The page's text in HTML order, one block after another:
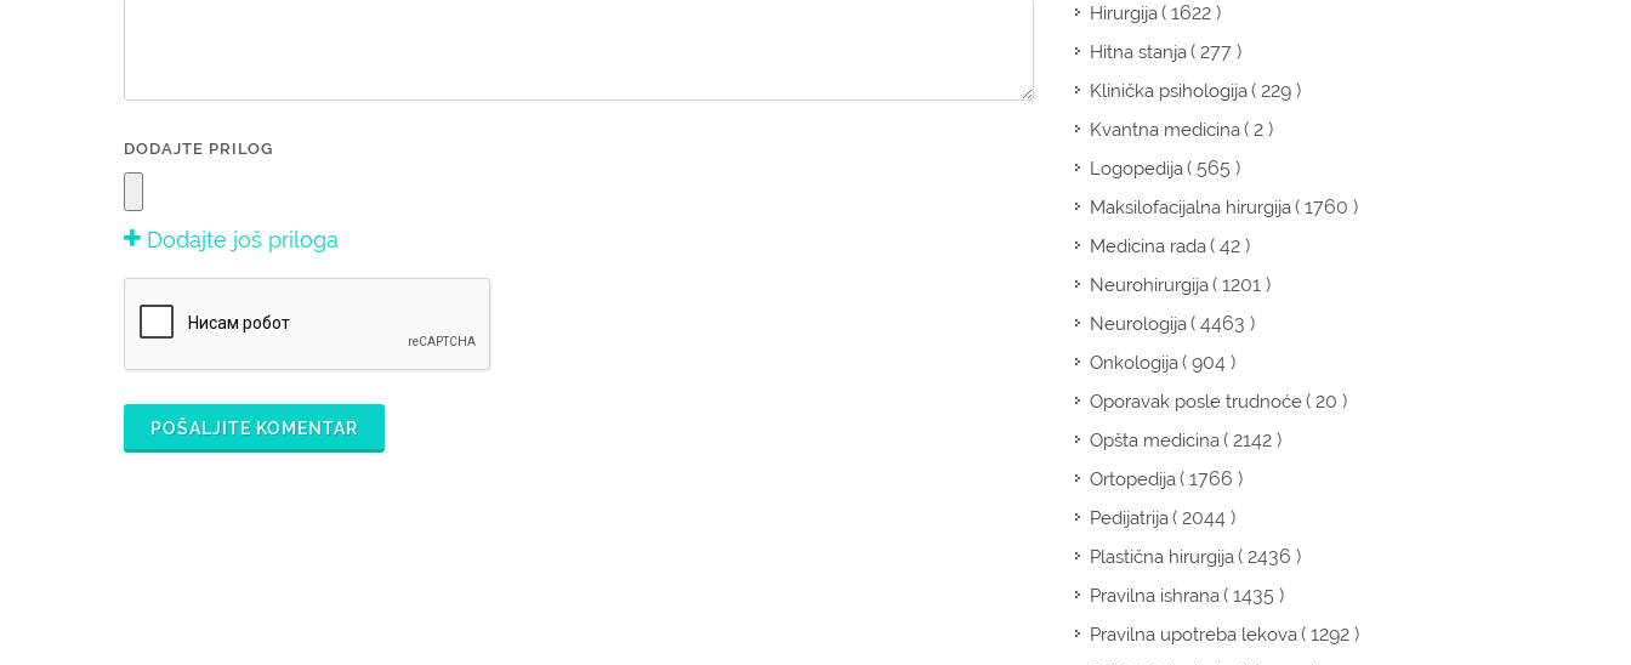
DODAJTE PRILOG
Dodajte još priloga
POŠALJITE KOMENTAR
Hirurgija( 1622 )
Hitna stanja( 277 )
Klinička psihologija( 229 )
Kvantna medicina( 2 )
Logopedija( 565 )
Maksilofacijalna hirurgija( 1760 )
Medicina rada( 42 )
Neurohirurgija( 1201 )
Neurologija( 4463 )
Onkologija( 904 )
Oporavak posle trudnoće( 20 )
Opšta medicina( 2142 )
Ortopedija( 1766 )
Pedijatrija( 2044 )
Plastična hirurgija( 2436 )
Pravilna ishrana( 1435 )
Pravilna upotreba lekova( 1292 )